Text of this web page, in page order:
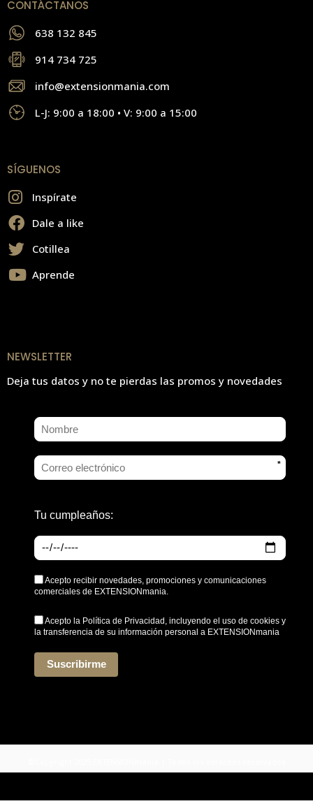
CONTÁCTANOS
638 132 845
914 734 725
info@extensionmania.com
L-J: 9:00 a 18:00 • V: 9:00 a 15:00
SÍGUENOS
Inspírate
Dale a like
Cotillea
Aprende
NEWSLETTER
Deja tus datos y no te pierdas las promos y novedades
*
Tu cumpleaños:
Acepto recibir novedades, promociones y comunicaciones
comerciales de EXTENSIONmania.
Acepto la Política de Privacidad , incluyendo el uso de cookies y
la transferencia de su información personal a EXTENSIONmania
Suscribirme